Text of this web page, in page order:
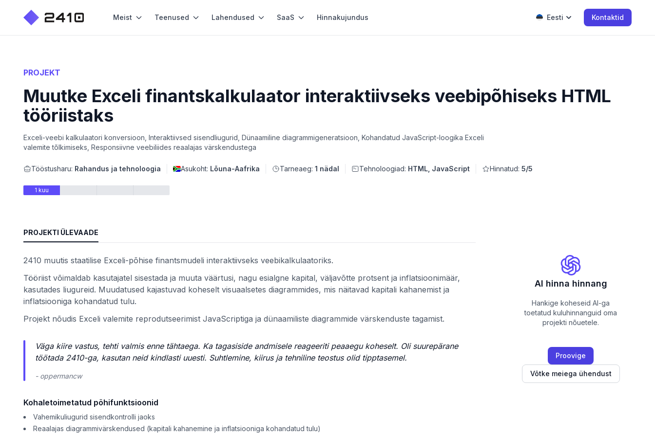
Meist Teenused Lahendused SaaS Hinnakujundus Eesti Kontaktid
kaupa
PROJEKT
Muutke Exceli finantskalkulaator interaktiivseks veebipõhiseks HTML
tööriistaks
Exceli-veebi kalkulaatori konversioon, Interaktiivsed sisendliugurid, Dünaamiline diagrammigeneratsioon, Kohandatud JavaScript-loogika Exceli
valemite tõlkimiseks, Responsiivne veebiliides reaalajas värskendustega
Tööstusharu: Rahandus ja tehnoloogia Asukoht: Lõuna-Aafrika Tarneaeg: 1 nädal Tehnoloogiad: HTML, JavaScript Hinnatud: 5/5
1 kuu
PROJEKTI ÜLEVAADE
2410 muutis staatilise Exceli-põhise finantsmudeli interaktiivseks veebikalkulaatoriks.
Tööriist võimaldab kasutajatel sisestada ja muuta väärtusi, nagu esialgne kapital, väljavõtte protsent ja inflatsioonimäär,
kasutades liugureid. Muudatused kajastuvad koheselt visuaalsetes diagrammides, mis näitavad kapitali kahanemist ja
inflatsiooniga kohandatud tulu.
Projekt nõudis Exceli valemite reprodutseerimist JavaScriptiga ja dünaamiliste diagrammide värskenduste tagamist.
Väga kiire vastus, tehti valmis enne tähtaega. Ka tagasiside andmisele reageeriti peaaegu koheselt. Oli suurepärane
töötada 2410-ga, kasutan neid kindlasti uuesti. Suhtlemine, kiirus ja tehniline teostus olid tipptasemel.
- oppermancw
Kohaletoimetatud põhifunktsioonid
Vahemikuliugurid sisendkontrolli jaoks
Reaalajas diagrammivärskendused (kapitali kahanemine ja inflatsiooniga kohandatud tulu)
AI hinna hinnang
Hankige koheseid AI-ga
toetatud kuluhinnanguid oma
projekti nõuetele.
Proovige
Võtke meiega ühendust